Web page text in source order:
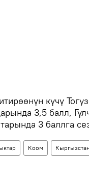
күчү
3,5 балл,
3 баллга
Коом